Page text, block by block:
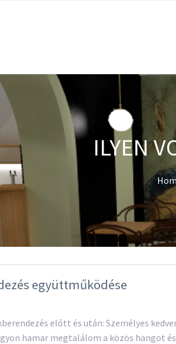
ILYEN
együttműködése
előtt és után: Személyes
hamar megtalálom a közös hangot